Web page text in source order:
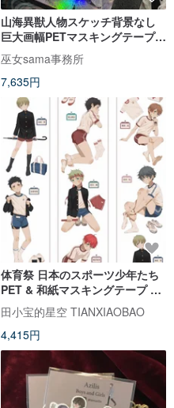
山海異獣人物スケッチ背景なし
巨大画幅PETマスキングテープ
ネオンライト 10m巻
巫女sama事務所
7,635円
体育祭 日本のスポーツ少年たち
PET & 和紙マスキングテープ 台
湾製 10m巻
田小宝的星空 TIANXIAOBAO
4,415円